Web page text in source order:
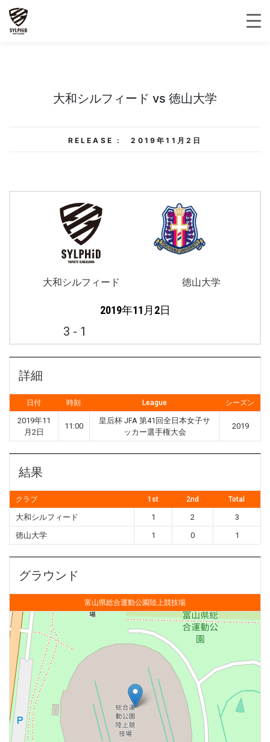
大和シルフィード vs 徳山大学
RELEASE : 2019年11月2日
大和シルフィード 徳山大学
2019年11月2日
3 - 1
詳細
日付 時刻 League シーズン
2019年11
月2日
11:00
皇后杯 JFA 第41回全日本女子サ
ッカー選手権大会
2019
結果
クラブ 1st 2nd Total
大和シルフィード 1 2
3
徳山大学
1 0 1
グラウンド
富山県総合運動公園陸上競技場